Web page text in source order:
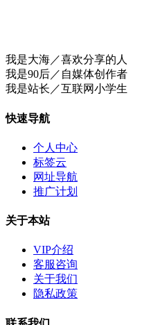
我是大海／喜欢分享的人
我是90后／自媒体创作者
我是站长／互联网小学生
快速导航
个人中心
标签云
网址导航
推广计划
关于本站
VIP介绍
客服咨询
关于我们
隐私政策